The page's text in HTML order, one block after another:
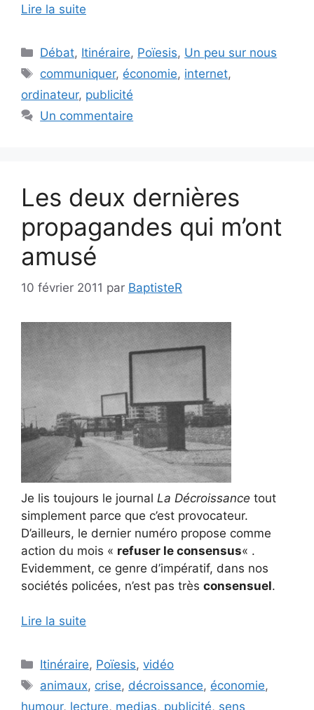
Lire la suite
Catégories
Débat, Itinéraire, Poïesis, Un peu sur nous
Étiquettes
communiquer, économie, internet,
ordinateur, publicité
Un commentaire
Les deux dernières
propagandes qui m’ont
amusé
10 février 2011 par BaptisteR
Je lis toujours le journal La Décroissance tout
simplement parce que c’est provocateur.
D’ailleurs, le dernier numéro propose comme
action du mois « refuser le consensus« .
Evidemment, ce genre d’impératif, dans nos
sociétés policées, n’est pas très consensuel.
Lire la suite
Catégories
Itinéraire, Poïesis,vidéo
Étiquettes
animaux, crise, décroissance, économie,
humour, lecture, medias, publicité, sens